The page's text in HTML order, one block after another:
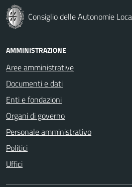
Consiglio delle Autonomie
AMMINISTRAZIONE
Aree amministrative
Documenti e dati
Enti e fondazioni
Organi di governo
Personale amministrativo
Politici
Uffici